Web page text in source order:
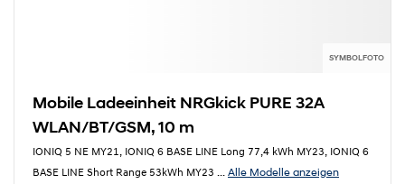
SYMBOLFOTO
Mobile Ladeeinheit NRGkick PURE 32A
WLAN/BT/GSM, 10 m
IONIQ 5 NE MY21, IONIQ 6 BASE LINE Long 77,4 kWh MY23, IONIQ 6
BASE LINE Short Range 53kWh MY23 ... Alle Modelle anzeigen